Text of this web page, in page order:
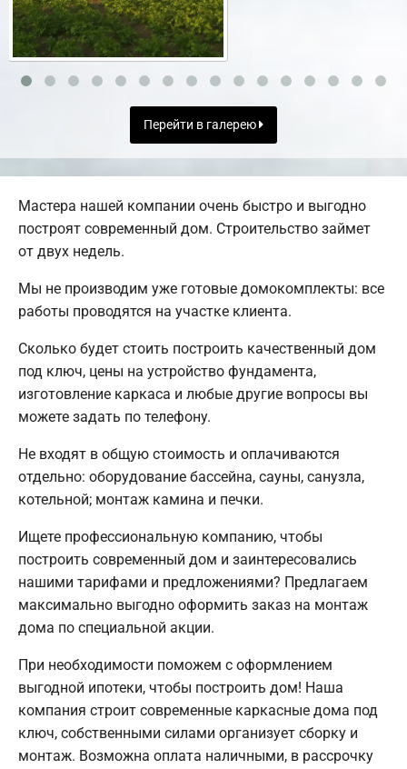
Перейти в галерею
Мастера нашей компании очень быстро и выгодно
построят современный дом. Строительство займет
от двух недель.
Мы не производим уже готовые домокомплекты: все
работы проводятся на участке клиента.
Сколько будет стоить построить качественный дом
под ключ, цены на устройство фундамента,
изготовление каркаса и любые другие вопросы вы
можете задать по телефону.
Не входят в общую стоимость и оплачиваются
отдельно: оборудование бассейна, сауны, санузла,
котельной; монтаж камина и печки.
Ищете профессиональную компанию, чтобы
построить современный дом и заинтересовались
нашими тарифами и предложениями? Предлагаем
максимально выгодно оформить заказ на монтаж
дома по специальной акции.
При необходимости поможем с оформлением
выгодной ипотеки, чтобы построить дом! Наша
компания строит современные каркасные дома под
ключ, собственными силами организует сборку и
монтаж. Возможна оплата наличными, в рассрочку